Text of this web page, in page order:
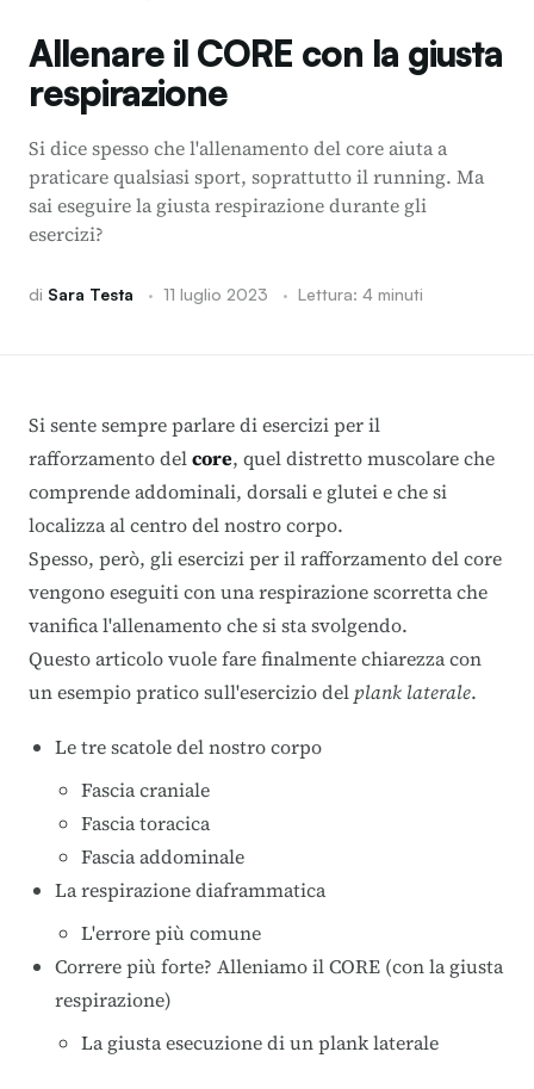
Allenare il CORE con la giusta
respirazione
Si dice spesso che l'allenamento del core aiuta a
praticare qualsiasi sport, soprattutto il running. Ma
sai eseguire la giusta respirazione durante gli
esercizi?
di Sara Testa · 11 luglio 2023 · Lettura: 4 minuti
Si sente sempre parlare di esercizi per il
rafforzamento delcore, quel distretto muscolare che
comprende addominali, dorsali e glutei e che si
localizza al centro del nostro corpo.
Spesso, però, gli esercizi per il rafforzamento del core
vengono eseguiti con una respirazione scorretta che
vanifica l'allenamento che si sta svolgendo.
Questo articolo vuole fare finalmente chiarezza con
un esempio pratico sull'esercizio del plank laterale.
Le tre scatole del nostro corpo
Fascia craniale
Fascia toracica
Fascia addominale
La respirazione diaframmatica
L'errore più comune
Correre più forte? Alleniamo il CORE (con la giusta
respirazione)
La giusta esecuzione di un plank laterale